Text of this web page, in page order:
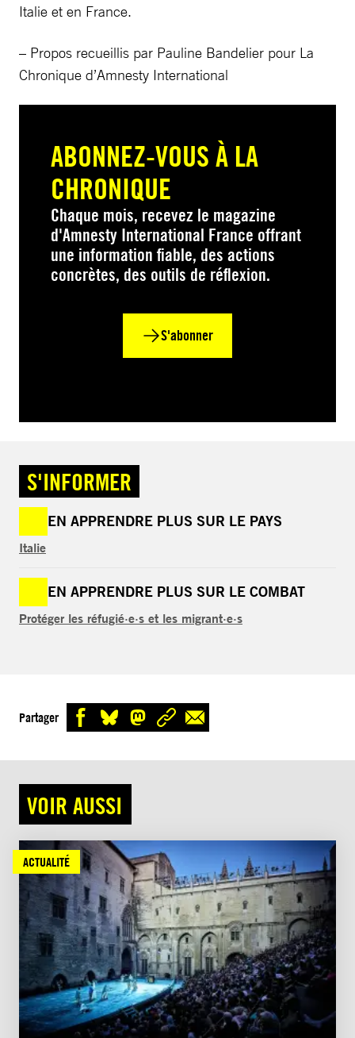
Italie et en France.
– Propos recueillis par Pauline Bandelier pour La
Chronique d’Amnesty International
ABONNEZ-VOUS À LA
CHRONIQUE
Chaque mois, recevez le magazine
d'Amnesty International France offrant
une information fiable, des actions
concrètes, des outils de réflexion.
S'abonner
S'INFORMER
EN APPRENDRE PLUS SUR LE PAYS
Italie
EN APPRENDRE PLUS SUR LE COMBAT
Protéger les réfugié·e·s et les migrant·e·s
Partager
VOIR AUSSI
ACTUALITÉ